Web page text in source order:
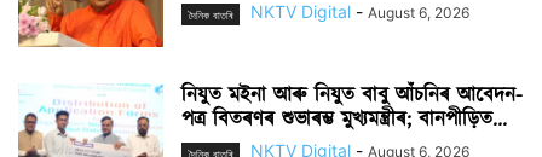
দৈনিক বাতৰি NKTV Digital - August 6, 2026
নিযুত মইনা আৰু নিযুত বাবু আঁচনিৰ আবেদন-
পত্ৰ বিতৰণৰ শুভাৰম্ভ মুখ্যমন্ত্ৰীৰ; বানপীড়িত...
দৈনিক বাতৰি NKTV Digital - August 6, 2026